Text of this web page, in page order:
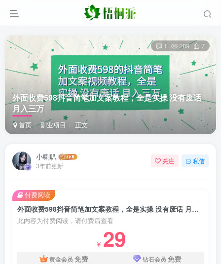
外面收费598抖音简笔加文案教程，全是实操 没有废话
月入三万
首页 副业项目 正文
1 289 7
小喇叭
3年前更新
关注 私信
外面收费598抖音简笔加文案教程，全是实操 没有废话 月入三万
此内容为付费阅读，请付费后查看
￥ 29
黄金会员 免费 钻石会员 免费
付费阅读